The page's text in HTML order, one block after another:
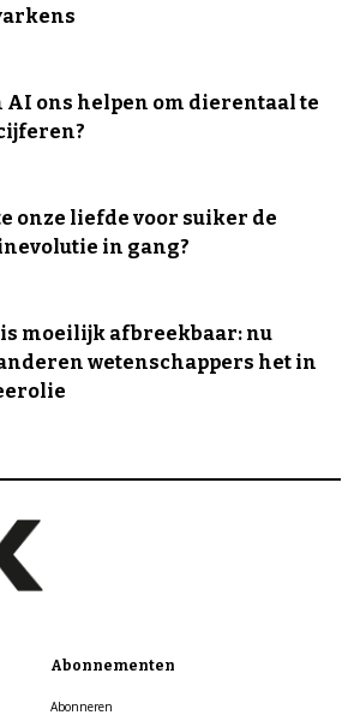
AI ons helpen om dierentaal te
onze liefde voor suiker de
in gang?
is moeilijk afbreekbaar: nu
wetenschappers het in
Abonnementen
Abonneren